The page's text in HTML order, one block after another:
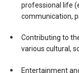
professional life
communication,
Contributing to
various cultural,
Entertainment